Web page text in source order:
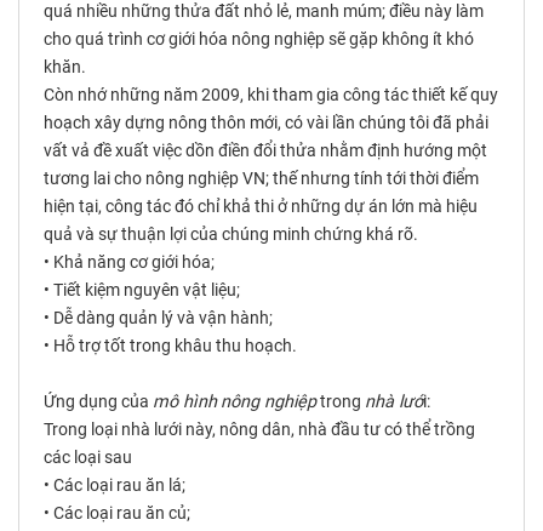
quá nhiều những thửa đất nhỏ lẻ, manh múm; điều này làm
cho quá trình cơ giới hóa nông nghiệp sẽ gặp không ít khó
khăn.
Còn nhớ những năm 2009, khi tham gia công tác thiết kế quy
hoạch xây dựng nông thôn mới, có vài lần chúng tôi đã phải
vất vả đề xuất việc dồn điền đổi thửa nhằm định hướng một
tương lai cho nông nghiệp VN; thế nhưng tính tới thời điểm
hiện tại, công tác đó chỉ khả thi ở những dự án lớn mà hiệu
quả và sự thuận lợi của chúng minh chứng khá rõ.
• Khả năng cơ giới hóa;
• Tiết kiệm nguyên vật liệu;
• Dễ dàng quản lý và vận hành;
• Hỗ trợ tốt trong khâu thu hoạch.
Ứng dụng của mô hình nông nghiệptrong nhà lưới:
Trong loại nhà lưới này, nông dân, nhà đầu tư có thể trồng
các loại sau
• Các loại rau ăn lá;
• Các loại rau ăn củ;